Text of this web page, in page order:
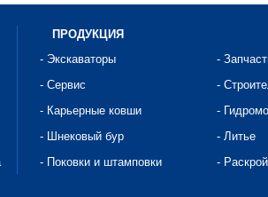
ПРОДУКЦИЯ
- Экскаваторы
-
- Сервис
-
- Карьерные ковши
-
- Шнековый бур
- Литье
- Поковки и штамповки
-